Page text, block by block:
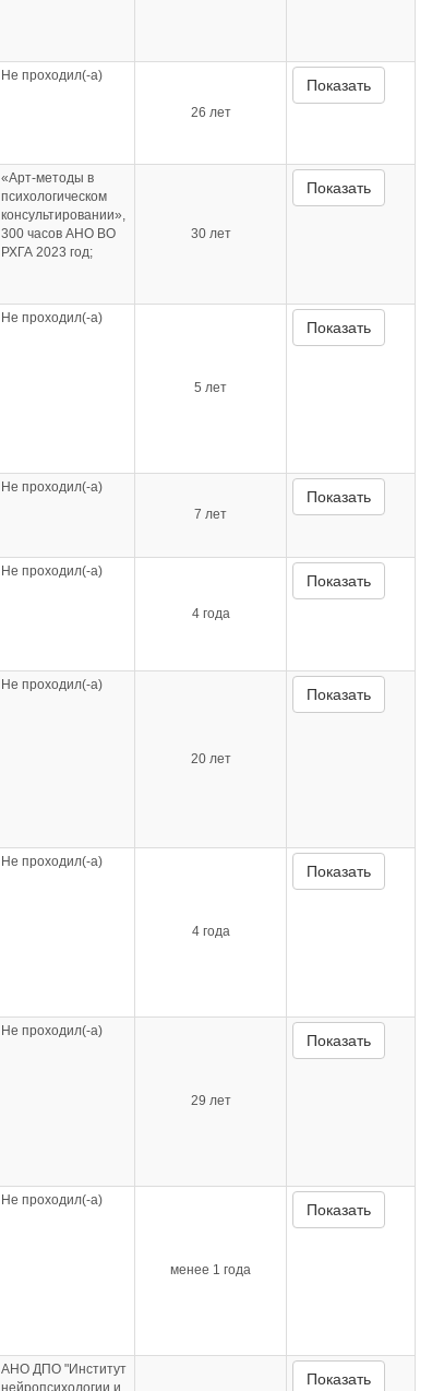
Не проходил(-а)
26 лет
Показать
«Арт-методы в
психологическом
консультировании»,
300 часов АНО ВО
РХГА 2023 год;
30 лет
Показать
Не проходил(-а)
5 лет
Показать
Не проходил(-а)
7 лет
Показать
Не проходил(-а)
4 года
Показать
Не проходил(-а)
20 лет
Показать
Не проходил(-а)
4 года
Показать
Не проходил(-а)
29 лет
Показать
Не проходил(-а)
менее 1 года
Показать
АНО ДПО "Институт
нейропсихологии и
Показать